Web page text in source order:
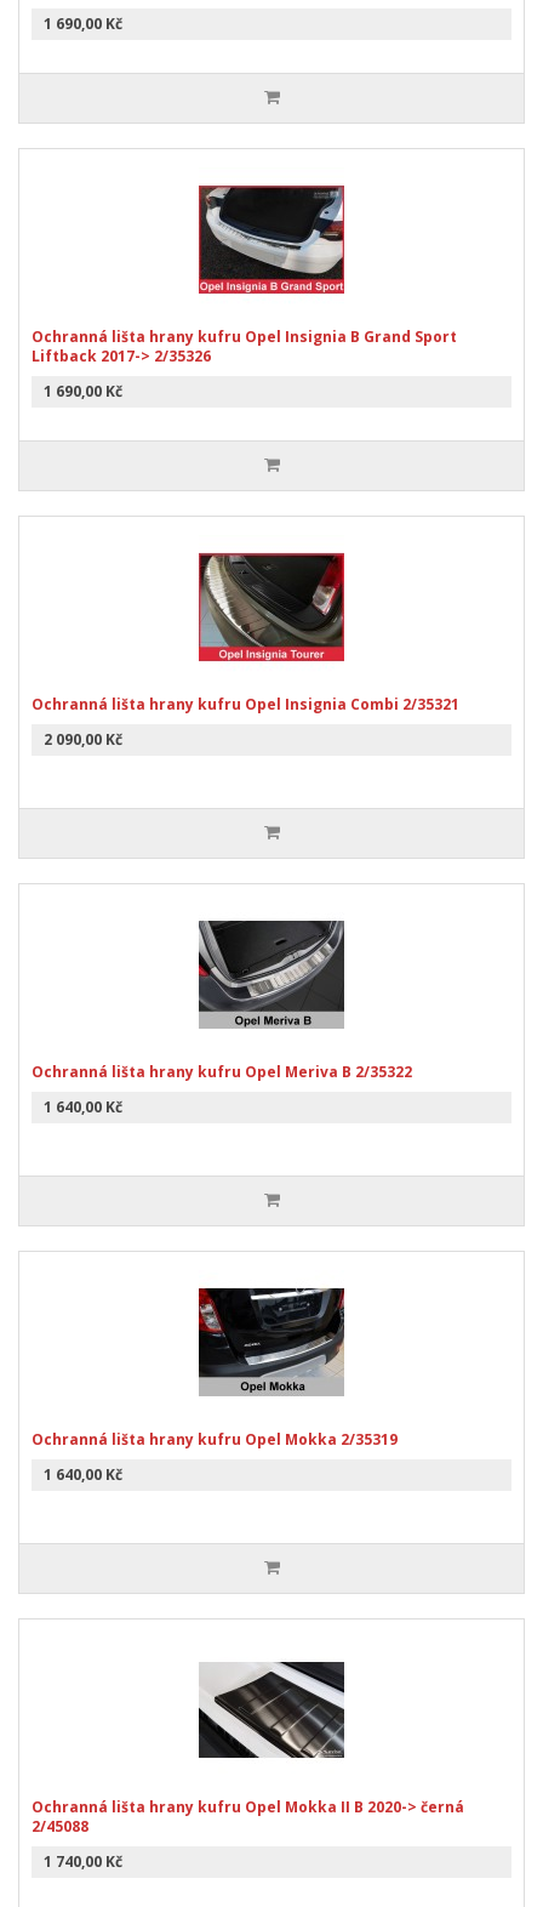
1 690,00 Kč
Ochranná lišta hrany kufru Opel Insignia B Grand Sport
Liftback 2017-> 2/35326
1 690,00 Kč
Ochranná lišta hrany kufru Opel Insignia Combi 2/35321
2 090,00 Kč
Ochranná lišta hrany kufru Opel Meriva B 2/35322
1 640,00 Kč
Ochranná lišta hrany kufru Opel Mokka 2/35319
1 640,00 Kč
Ochranná lišta hrany kufru Opel Mokka II B 2020-> černá
2/45088
1 740,00 Kč